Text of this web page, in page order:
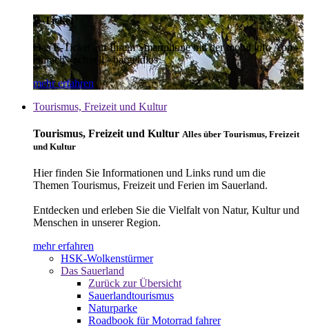
E-Ticket
Das E-Ticket auf Ihrem Smartphone mit der mobil info App -
einfach - schnell - bargeldlos
mehr erfahren
Tourismus, Freizeit und Kultur
Tourismus, Freizeit und Kultur Alles über Tourismus, Freizeit
und Kultur
Hier finden Sie Informationen und Links rund um die
Themen Tourismus, Freizeit und Ferien im Sauerland.
Entdecken und erleben Sie die Vielfalt von Natur, Kultur und
Menschen in unserer Region.
mehr erfahren
HSK-Wolkenstürmer
Das Sauerland
Zurück zur Übersicht
Sauerlandtourismus
Naturparke
Roadbook für Motorrad fahrer